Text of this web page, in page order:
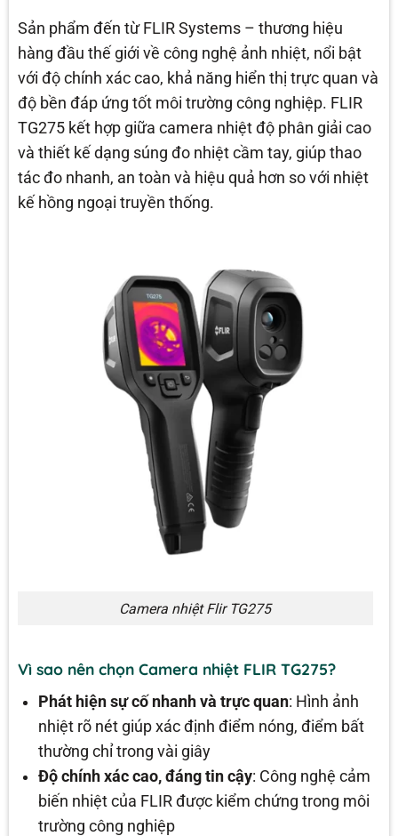
Sản phẩm đến từ FLIR Systems – thương hiệu
hàng đầu thế giới về công nghệ ảnh nhiệt, nổi bật
với độ chính xác cao, khả năng hiển thị trực quan và
độ bền đáp ứng tốt môi trường công nghiệp. FLIR
TG275 kết hợp giữa camera nhiệt độ phân giải cao
và thiết kế dạng súng đo nhiệt cầm tay, giúp thao
tác đo nhanh, an toàn và hiệu quả hơn so với nhiệt
kế hồng ngoại truyền thống.
Camera nhiệt Flir TG275
Vì sao nên chọn Camera nhiệt FLIR TG275?
Phát hiện sự cố nhanh và trực quan: Hình ảnh
nhiệt rõ nét giúp xác định điểm nóng, điểm bất
thường chỉ trong vài giây
Độ chính xác cao, đáng tin cậy: Công nghệ cảm
biến nhiệt của FLIR được kiểm chứng trong môi
trường công nghiệp